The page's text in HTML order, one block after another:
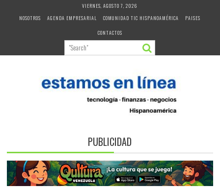
VIERNES, AGOSTO 7, 2026
NOSOTROS
AGENDA EMPRESARIAL COMUNIDAD TIC HISPANOAMÉRICA
PAISES
CONTACTOS
PUBLICIDAD